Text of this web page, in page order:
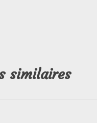
similaires